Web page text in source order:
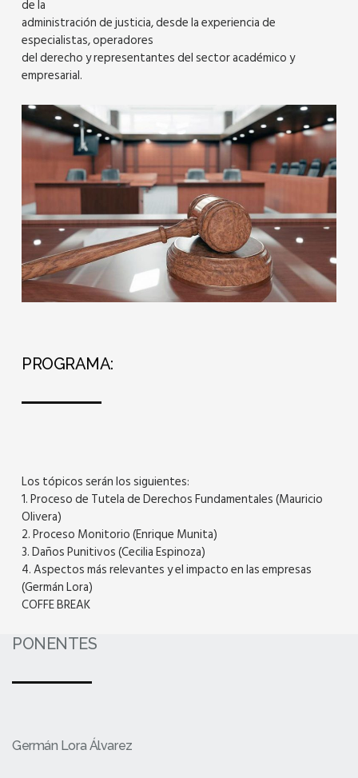
de la
administración de justicia, desde la experiencia de
especialistas, operadores
del derecho y representantes del sector académico y
empresarial.
PROGRAMA:
Los tópicos serán los siguientes:
1. Proceso de Tutela de Derechos Fundamentales (Mauricio
Olivera)
2. Proceso Monitorio (Enrique Munita)
3. Daños Punitivos (Cecilia Espinoza)
4. Aspectos más relevantes y el impacto en las empresas
(Germán Lora)
COFFE BREAK
PONENTES
Germán Lora Álvarez